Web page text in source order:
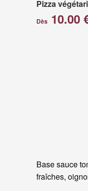
Pizza
Dès10.00
Base sauce
fraîches,